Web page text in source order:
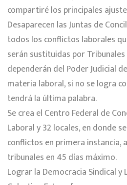
compartiré los principales
Desaparecen las Juntas de
todos los conflictos laborales
serán sustituidas por
dependerán del Poder Judicial
materia laboral, si no se logra
tendrá la última palabra.
Se crea el Centro Federal de
Laboral y 32 locales, en donde
conflictos en primera instancia,
tribunales en 45 días máximo.
Lograr la Democracia Sindical